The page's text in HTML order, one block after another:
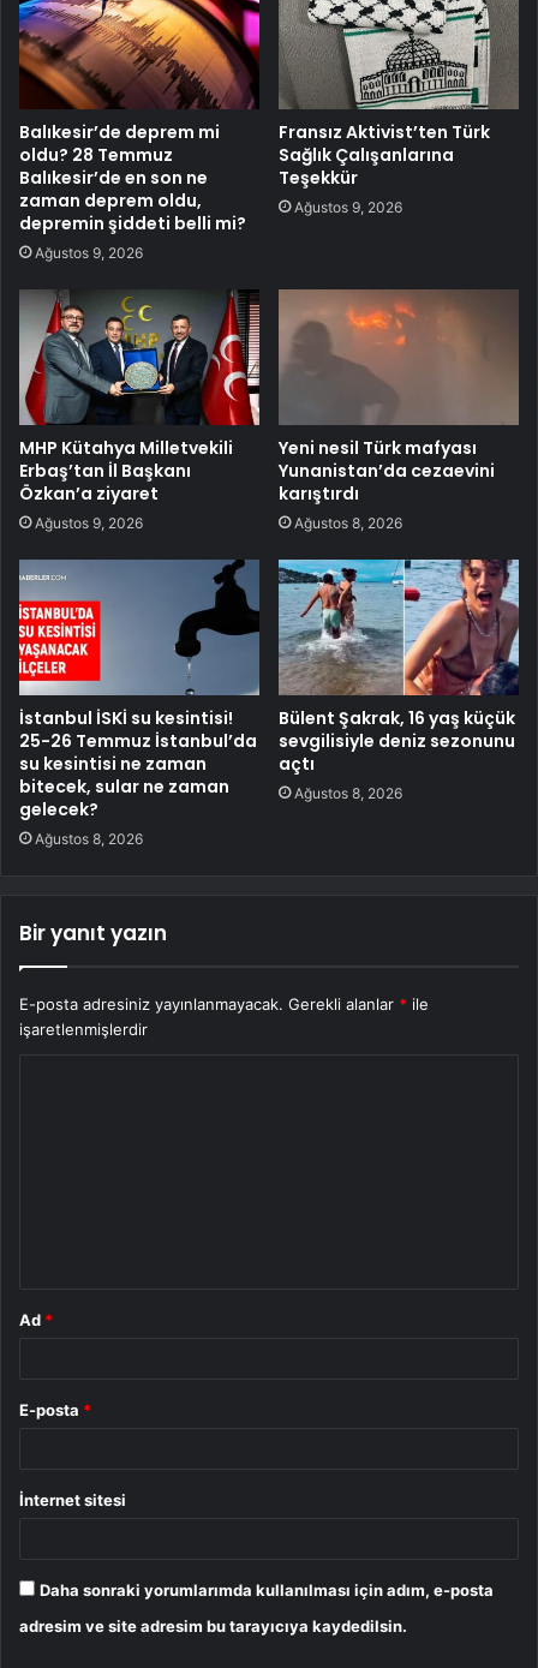
Balıkesir’de deprem mi
oldu? 28 Temmuz
Balıkesir’de en son ne
zaman deprem oldu,
depremin şiddeti belli mi?
Ağustos 9, 2026
Fransız Aktivist’ten Türk
Sağlık Çalışanlarına
Teşekkür
Ağustos 9, 2026
MHP Kütahya Milletvekili
Erbaş’tan İl Başkanı
Özkan’a ziyaret
Ağustos 9, 2026
Yeni nesil Türk mafyası
Yunanistan’da cezaevini
karıştırdı
Ağustos 8, 2026
İstanbul İSKİ su kesintisi!
25-26 Temmuz İstanbul’da
su kesintisi ne zaman
bitecek, sular ne zaman
gelecek?
Ağustos 8, 2026
Bülent Şakrak, 16 yaş küçük
sevgilisiyle deniz sezonunu
açtı
Ağustos 8, 2026
Bir yanıt yazın
E-posta adresiniz yayınlanmayacak. Gerekli alanlar * ile
işaretlenmişlerdir
Ad *
E-posta *
İnternet sitesi
Daha sonraki yorumlarımda kullanılması için adım, e-posta
adresim ve site adresim bu tarayıcıya kaydedilsin.